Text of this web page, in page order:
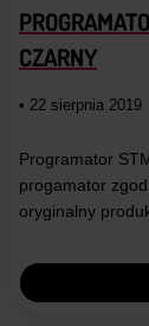
CZARNY
• 22 sierpnia 2019
Programator
progamator
oryginalny